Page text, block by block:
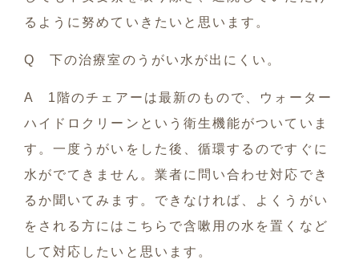
るように努めていきたいと思います。
Q 下の治療室のうがい水が出にくい。
A 1階のチェアーは最新のもので、ウォーター
ハイドロクリーンという衛生機能がついていま
す。一度うがいをした後、循環するのですぐに
水がでてきません。業者に問い合わせ対応でき
るか聞いてみます。できなければ、よくうがい
をされる方にはこちらで含嗽用の水を置くなど
して対応したいと思います。